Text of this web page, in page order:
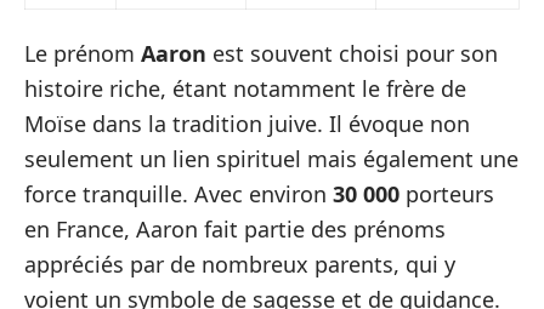
Le prénom Aaron est souvent choisi pour son
histoire riche, étant notamment le frère de
Moïse dans la tradition juive. Il évoque non
seulement un lien spirituel mais également une
force tranquille. Avec environ 30 000 porteurs
en France, Aaron fait partie des prénoms
appréciés par de nombreux parents, qui y
voient un symbole de sagesse et de guidance.